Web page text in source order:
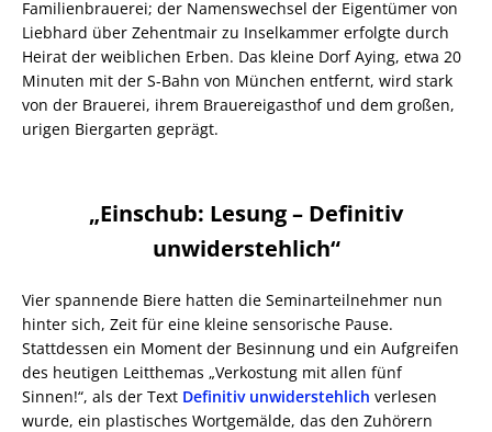
Familienbrauerei; der Namenswechsel der Eigentümer von
Liebhard über Zehentmair zu Inselkammer erfolgte durch
Heirat der weiblichen Erben. Das kleine Dorf Aying, etwa 20
Minuten mit der S-Bahn von München entfernt, wird stark
von der Brauerei, ihrem Brauereigasthof und dem großen,
urigen Biergarten geprägt.
„Einschub: Lesung – Definitiv
unwiderstehlich“
Vier spannende Biere hatten die Seminarteilnehmer nun
hinter sich, Zeit für eine kleine sensorische Pause.
Stattdessen ein Moment der Besinnung und ein Aufgreifen
des heutigen Leitthemas „Verkostung mit allen fünf
Sinnen!“, als der Text Definitiv unwiderstehlich verlesen
wurde, ein plastisches Wortgemälde, das den Zuhörern